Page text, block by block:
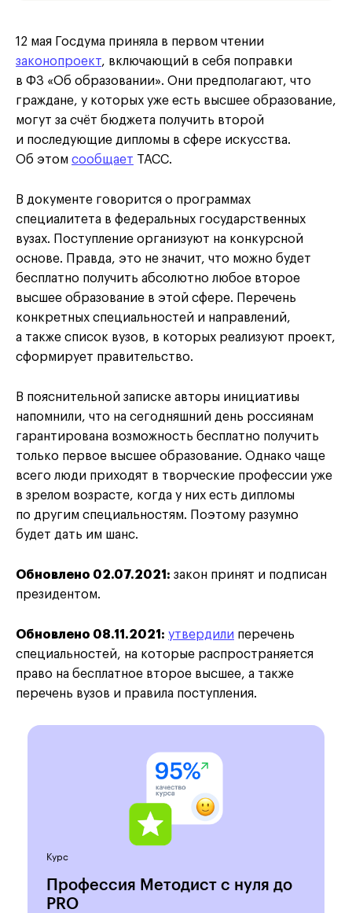
12 мая Госдума приняла в первом чтении
законопроект, включающий в себя поправки
в ФЗ «Об образовании». Они предполагают, что
граждане, у которых уже есть высшее образование,
могут за счёт бюджета получить второй
и последующие дипломы в сфере искусства.
Об этом сообщает ТАСС.
В документе говорится о программах
специалитета в федеральных государственных
вузах. Поступление организуют на конкурсной
основе. Правда, это не значит, что можно будет
бесплатно получить абсолютно любое второе
высшее образование в этой сфере. Перечень
конкретных специальностей и направлений,
а также список вузов, в которых реализуют проект,
сформирует правительство.
В пояснительной записке авторы инициативы
напомнили, что на сегодняшний день россиянам
гарантирована возможность бесплатно получить
только первое высшее образование. Однако чаще
всего люди приходят в творческие профессии уже
в зрелом возрасте, когда у них есть дипломы
по другим специальностям. Поэтому разумно
будет дать им шанс.
Обновлено 02.07.2021: закон принят и подписан
президентом.
Обновлено 08.11.2021: утвердили перечень
специальностей, на которые распространяется
право на бесплатное второе высшее, а также
перечень вузов и правила поступления.
Курс
Профессия Методист с нуля до
PRO